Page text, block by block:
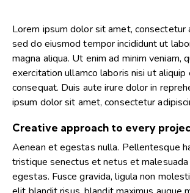
Lorem ipsum dolor sit amet, consectetur
sed do eiusmod tempor incididunt ut
magna aliqua. Ut enim ad minim veniam,
exercitation ullamco laboris nisi ut aliquip
consequat. Duis aute irure dolor in
ipsum dolor sit amet, consectetur
Creative approach to every
Aenean et egestas nulla. Pellentesque
tristique senectus et netus et
egestas. Fusce gravida, ligula non